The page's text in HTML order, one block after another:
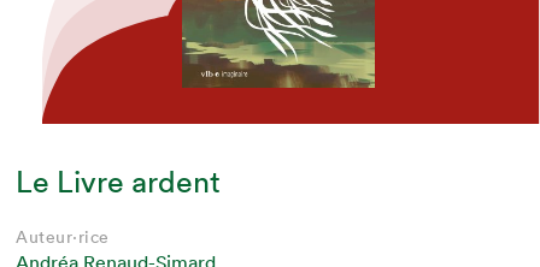
Le Livre ardent
Auteur·rice